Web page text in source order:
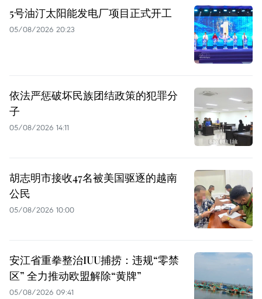
5号油汀太阳能发电厂项目正式开工
05/08/2026 20:23
依法严惩破坏民族团结政策的犯罪分
子
05/08/2026 14:11
胡志明市接收47名被美国驱逐的越南
公民
05/08/2026 10:00
安江省重拳整治IUU捕捞：违规“零禁
区” 全力推动欧盟解除“黄牌”
05/08/2026 09:41